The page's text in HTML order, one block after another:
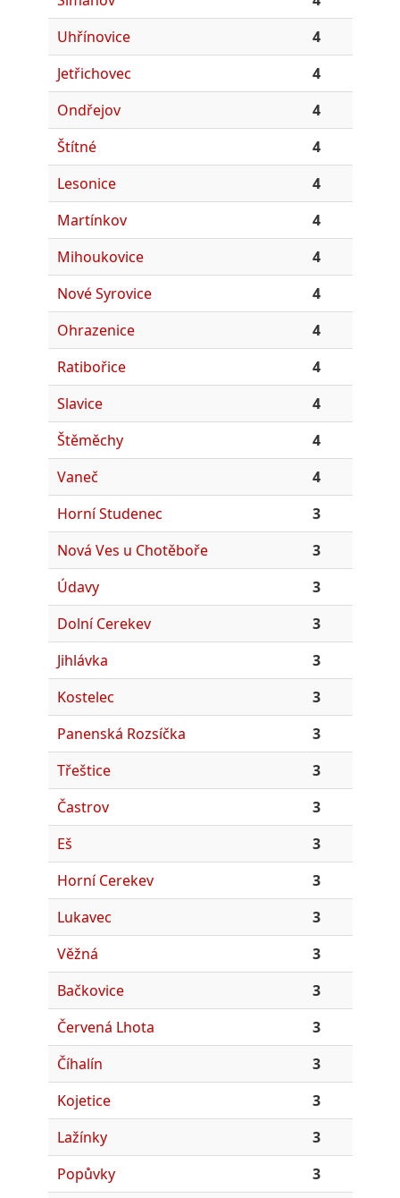
Uhřínovice
4
Jetřichovec
4
Ondřejov
4
Štítné
4
Lesonice
4
Martínkov
4
Mihoukovice
4
Nové Syrovice
4
Ohrazenice
4
Ratibořice
4
Slavice
4
Štěměchy
4
Vaneč
4
Horní Studenec
3
Nová Ves u Chotěboře
3
Údavy
3
Dolní Cerekev
3
Jihlávka
3
Kostelec
3
Panenská Rozsíčka
3
Třeštice
3
Častrov
3
Eš
3
Horní Cerekev
3
Lukavec
3
Věžná
3
Bačkovice
3
Červená Lhota
3
Číhalín
3
Kojetice
3
Lažínky
3
Popůvky
3